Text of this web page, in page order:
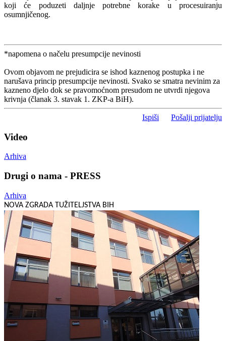
koji će poduzeti daljnje potrebne korake u procesuiranju
osumnjičenog.
*napomena o načelu presumpcije nevinosti
Ovom objavom ne prejudicira se ishod kaznenog postupka i ne
narušava princip presumpcije nevinosti. Svako se smatra nevinim za
kazneno djelo dok se pravomoćnom presudom ne utvrdi njegova
krivnja (članak 3. stavak 1. ZKP-a BiH).
Ispiši Pošalji prijatelju
Video
Arhiva
Drugi o nama - PRESS
Arhiva
NOVA ZGRADA TUŽITELJSTVA BIH